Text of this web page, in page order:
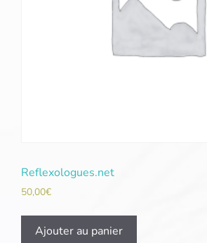
Reflexologues.net
50,00€
Ajouter au panier